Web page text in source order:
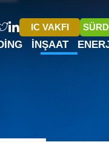
IC VAKFI
İNŞAAT